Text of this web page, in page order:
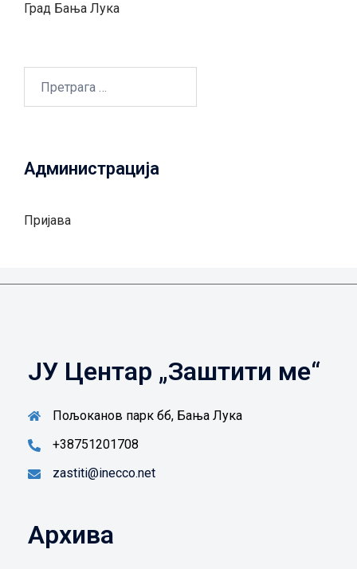
Град Бањa Лукa
Администрација
Пријава
ЈУ Центар „Заштити ме“
Пољоканов парк бб, Бања Лука
+38751201708
zastiti@inecco.net
Архива